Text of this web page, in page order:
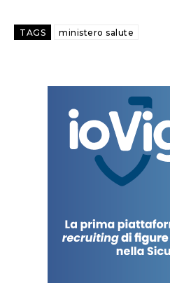
TAGS ministero salute